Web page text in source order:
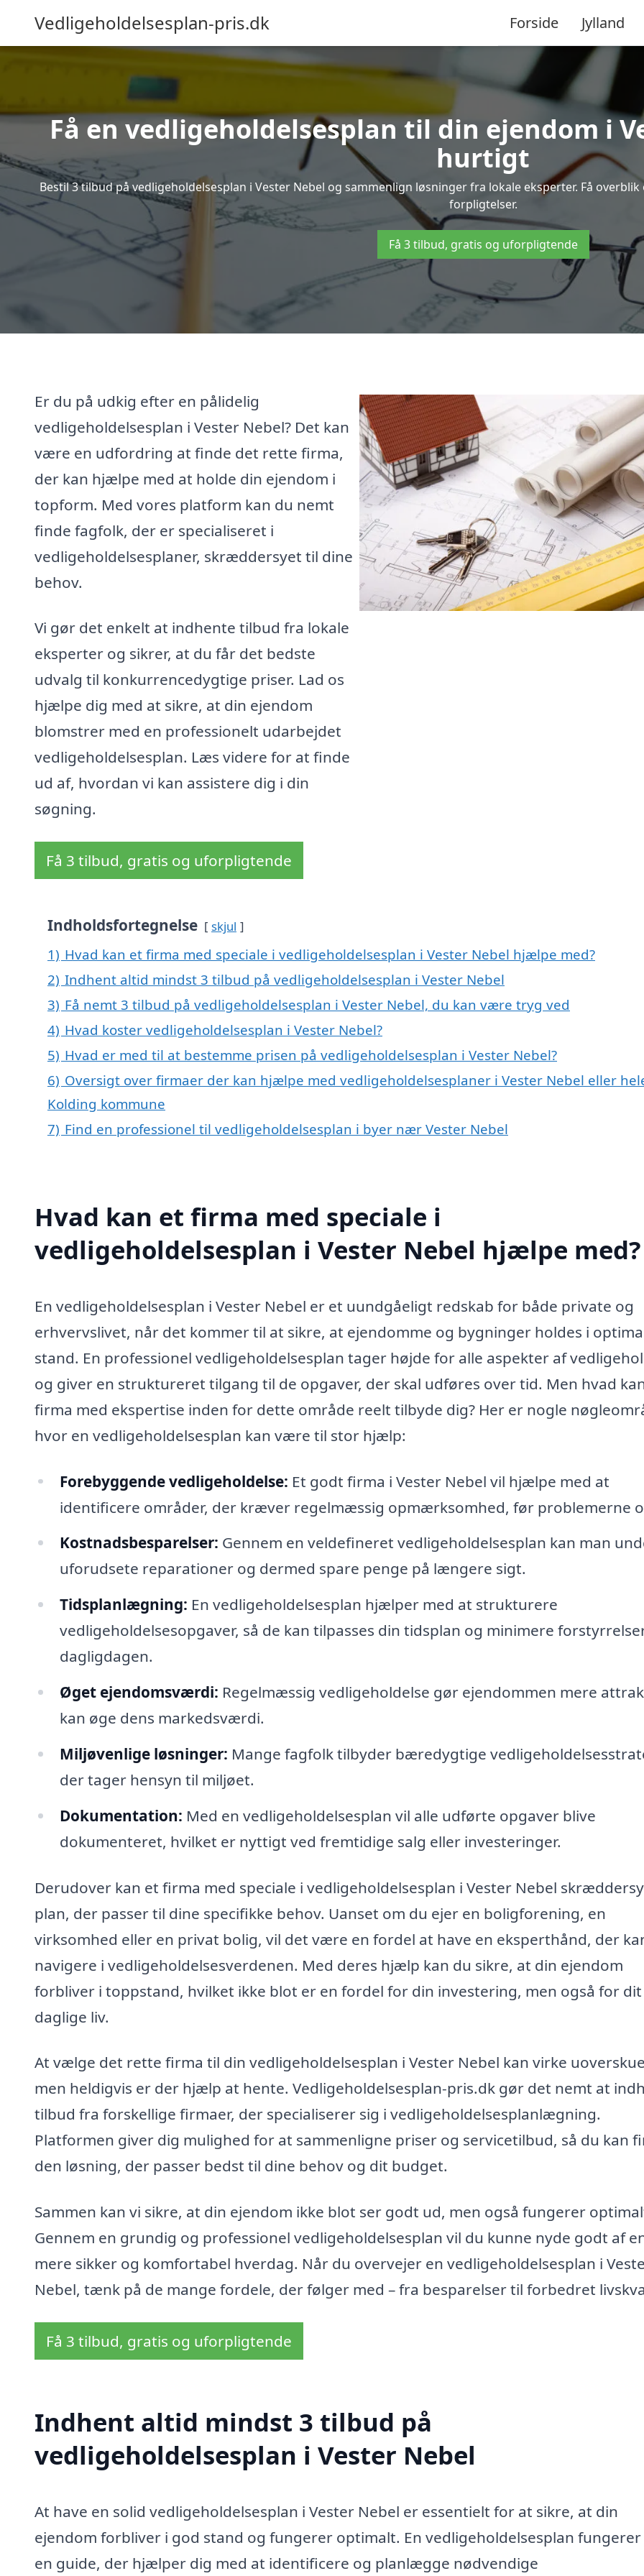
Vedligeholdelsesplan-pris.dk Forside Jylland
Få en vedligeholdelsesplan til din ejendom i
hurtigt
Bestil 3 tilbud på vedligeholdelsesplan i Vester Nebel og sammenlign løsninger fra lokale eksperter. Få
forpligtelser.
Få 3 tilbud, gratis og uforpligtende
Er du på udkig efter en pålidelig
vedligeholdelsesplan i Vester Nebel? Det kan
være en udfordring at finde det rette firma,
der kan hjælpe med at holde din ejendom i
topform. Med vores platform kan du nemt
finde fagfolk, der er specialiseret i
vedligeholdelsesplaner, skræddersyet til dine
behov.
Vi gør det enkelt at indhente tilbud fra lokale
eksperter og sikrer, at du får det bedste
udvalg til konkurrencedygtige priser. Lad os
hjælpe dig med at sikre, at din ejendom
blomstrer med en professionelt udarbejdet
vedligeholdelsesplan. Læs videre for at finde
ud af, hvordan vi kan assistere dig i din
søgning.
Få 3 tilbud, gratis og uforpligtende
Indholdsfortegnelse skjul
1) Hvad kan et firma med speciale i vedligeholdelsesplan i Vester Nebel hjælpe med?
2) Indhent altid mindst 3 tilbud på vedligeholdelsesplan i Vester Nebel
3) Få nemt 3 tilbud på vedligeholdelsesplan i Vester Nebel, du kan være tryg ved
4) Hvad koster vedligeholdelsesplan i Vester Nebel?
5) Hvad er med til at bestemme prisen på vedligeholdelsesplan i Vester Nebel?
6) Oversigt over firmaer der kan hjælpe med vedligeholdelsesplaner i Vester Nebel eller
Kolding kommune
7) Find en professionel til vedligeholdelsesplan i byer nær Vester Nebel
Hvad kan et firma med speciale i
vedligeholdelsesplan i Vester Nebel hjælpe med?
En vedligeholdelsesplan i Vester Nebel er et uundgåeligt redskab for både private og
erhvervslivet, når det kommer til at sikre, at ejendomme og bygninger holdes i
stand. En professionel vedligeholdelsesplan tager højde for alle aspekter af
og giver en struktureret tilgang til de opgaver, der skal udføres over tid. Men hvad
firma med ekspertise inden for dette område reelt tilbyde dig? Her er nogle
hvor en vedligeholdelsesplan kan være til stor hjælp:
Forebyggende vedligeholdelse: Et godt firma i Vester Nebel vil hjælpe med at
identificere områder, der kræver regelmæssig opmærksomhed, før problemerne
Kostnadsbesparelser: Gennem en veldefineret vedligeholdelsesplan kan man
uforudsete reparationer og dermed spare penge på længere sigt.
Tidsplanlægning: En vedligeholdelsesplan hjælper med at strukturere
vedligeholdelsesopgaver, så de kan tilpasses din tidsplan og minimere
dagligdagen.
Øget ejendomsværdi: Regelmæssig vedligeholdelse gør ejendommen mere
kan øge dens markedsværdi.
Miljøvenlige løsninger: Mange fagfolk tilbyder bæredygtige
der tager hensyn til miljøet.
Dokumentation: Med en vedligeholdelsesplan vil alle udførte opgaver blive
dokumenteret, hvilket er nyttigt ved fremtidige salg eller investeringer.
Derudover kan et firma med speciale i vedligeholdelsesplan i Vester Nebel
plan, der passer til dine specifikke behov. Uanset om du ejer en boligforening, en
virksomhed eller en privat bolig, vil det være en fordel at have en eksperthånd, der
navigere i vedligeholdelsesverdenen. Med deres hjælp kan du sikre, at din ejendom
forbliver i toppstand, hvilket ikke blot er en fordel for din investering, men også for dit
daglige liv.
At vælge det rette firma til din vedligeholdelsesplan i Vester Nebel kan virke
men heldigvis er der hjælp at hente. Vedligeholdelsesplan-pris.dk gør det nemt at
tilbud fra forskellige firmaer, der specialiserer sig i vedligeholdelsesplanlægning.
Platformen giver dig mulighed for at sammenligne priser og servicetilbud, så du kan
den løsning, der passer bedst til dine behov og dit budget.
Sammen kan vi sikre, at din ejendom ikke blot ser godt ud, men også fungerer
Gennem en grundig og professionel vedligeholdelsesplan vil du kunne nyde godt af
mere sikker og komfortabel hverdag. Når du overvejer en vedligeholdelsesplan i
Nebel, tænk på de mange fordele, der følger med – fra besparelser til forbedret
Få 3 tilbud, gratis og uforpligtende
Indhent altid mindst 3 tilbud på
vedligeholdelsesplan i Vester Nebel
At have en solid vedligeholdelsesplan i Vester Nebel er essentielt for at sikre, at din
ejendom forbliver i god stand og fungerer optimalt. En vedligeholdelsesplan
en guide, der hjælper dig med at identificere og planlægge nødvendige